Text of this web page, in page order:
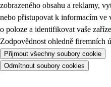
zobrazeného obsahu a reklamy,
nebo přistupovat k informacím ve
o poloze a identifikovat vaše
Zodpovědnost ohledně firemních
Přijmout všechny soubory cookie
Odmítnout soubory cookies